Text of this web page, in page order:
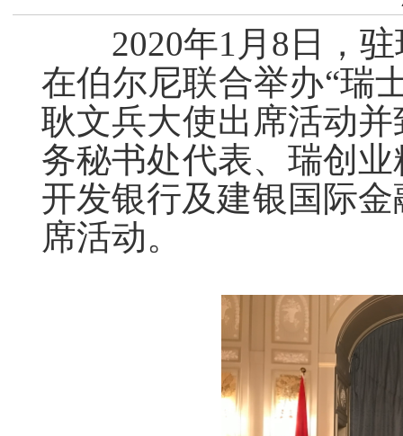
2020年1月8日，驻
在伯尔尼联合举办“瑞
耿文兵大使出席活动
务秘书处代表、瑞创
开发银行及建银国际
席活动。